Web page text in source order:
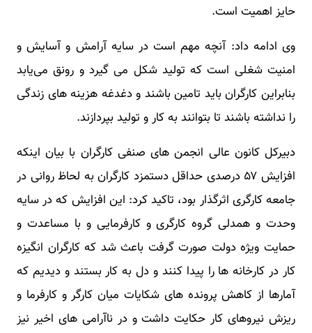
حایز اهمیت است.
وی ادامه داد: آنچه مهم است در سایه آرامش و آسایش و
امنیت شغلی است که تولید شکل می گیرد و رونق می‌یابد
بنابراین کارگران باید تامین باشند و دغدغه هزینه های زندگی
را نداشته باشند تا بتوانند به کار و تولید بپردازند.
دبیرکل کانون عالی انجمن های صنفی کارگران با بیان اینکه
افزایش ۵۷ درصدی حداقل دستمزد کارگران به لحاظ روانی در
جامعه کارگری اثرگذار بود، تاکید کرد: این افزایش که در سایه
وحدت و همدلی گروه کارگری و کارفرمایی و با مساعدت و
حمایت ویژه دولت صورت گرفت باعث شد که کارگران انگیزه
کار در کارخانه ها را پیدا کنند و دل به کار بستند و دیدیم که
آمارها از کاهش پرونده های شکایات میان کارگر و کارفرما و
ریزش نیروهای کار حکایت داشت و در ناآرامی های اخیر نیز